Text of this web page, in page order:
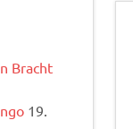
Bracht
19.